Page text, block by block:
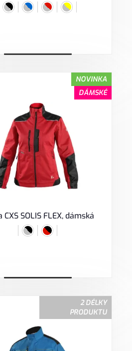
NOVINKA
DÁMSKÉ
CXS SOLIS FLEX, dámská
2 DÉLKY
PRODUKTU